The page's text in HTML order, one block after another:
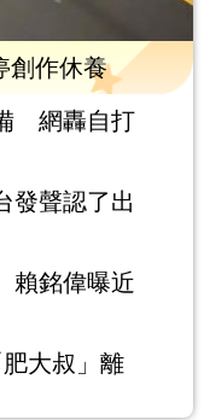
創作休養
網轟自打
聲認了出
賴銘偉曝近
大叔」離